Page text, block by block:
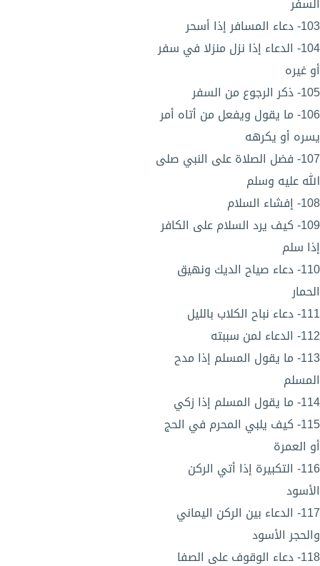
103- دعاء المسافر إذا أسحر
104- الدعاء إذا نزل منزلا في سفر
أو غيره
105- ذكر الرجوع من السفر
106- ما يقول ويفعل من أتاه أمر
يسره أو يكرهه
107- فضل الصلاة على النبي صلى
الله عليه وسلم
108- إفشاء السلام
109- كيف يرد السلام على الكافر
إذا سلم
110- دعاء صياح الديك ونهيق
الحمار
111- دعاء نباح الكلاب بالليل
112- الدعاء لمن سببته
113- ما يقول المسلم إذا مدح
المسلم
114- ما يقول المسلم إذا زكي
115- كيف يلبي المحرم في الحج
أو العمرة
116- التكبيرة إذا أتي الركن
الأسود
117- الدعاء بين الركن اليماني
والحجر الأسود
118- دعاء الوقوف على الصفا